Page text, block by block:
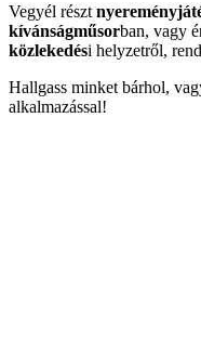
Vegyél részt
kívánságműsorban, vagy
közlekedési helyzetről,
Hallgass minket bárhol,
alkalmazással!